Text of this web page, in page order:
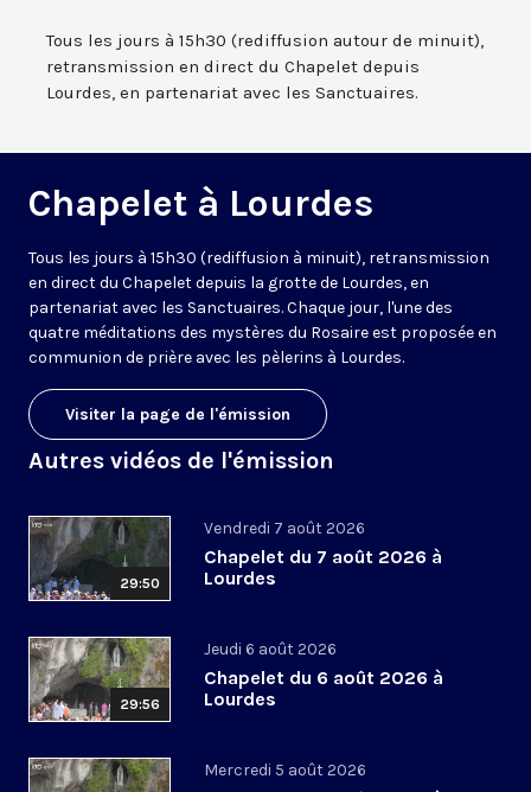
Tous les jours à 15h30 (rediffusion autour de minuit),
retransmission en direct du Chapelet depuis
Lourdes, en partenariat avec les Sanctuaires.
Chapelet à Lourdes
Tous les jours à 15h30 (rediffusion à minuit), retransmission
en direct du Chapelet depuis la grotte de Lourdes, en
partenariat avec les Sanctuaires. Chaque jour, l'une des
quatre méditations des mystères du Rosaire est proposée en
communion de prière avec les pèlerins à Lourdes.
Visiter la page de l'émission
Autres vidéos de l'émission
29:50
Vendredi 7 août 2026
Chapelet du 7 août 2026 à
Lourdes
29:56
Jeudi 6 août 2026
Chapelet du 6 août 2026 à
Lourdes
Mercredi 5 août 2026